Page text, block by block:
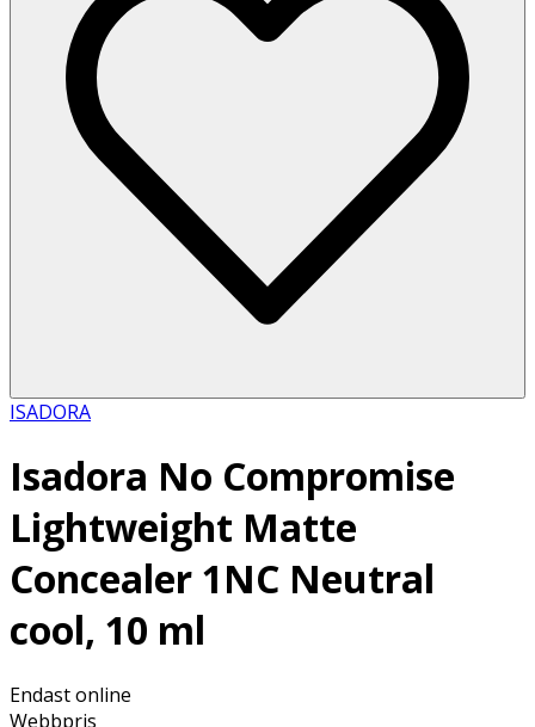
ISADORA
Isadora No Compromise
Lightweight Matte
Concealer 1NC Neutral
cool, 10 ml
Endast online
Webbpris